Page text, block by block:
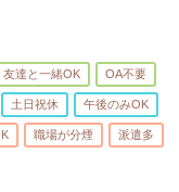
友達と一緒OK OA不要
土日祝休 午後のみOK
職場が分煙 派遣多